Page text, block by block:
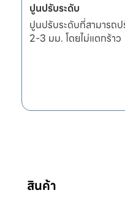
ปูนปรับระดับ
ปูนปรับระดับที่สามารถ
2-3 มม. โดยไม่แตกร้าว
สินค้า